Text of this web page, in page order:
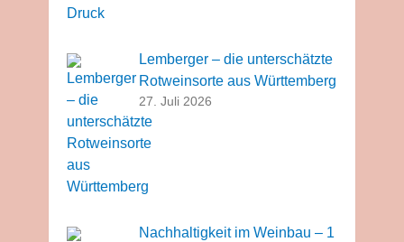
Lemberger – die unterschätzte
Rotweinsorte aus Württemberg
27. Juli 2026
Nachhaltigkeit im Weinbau – 1